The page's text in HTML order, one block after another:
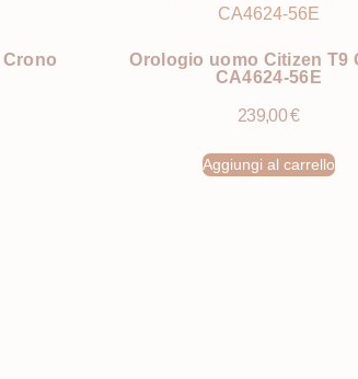
Orologio uomo Citizen T9
CA4624-56E
239,00€
Aggiungi al carrello